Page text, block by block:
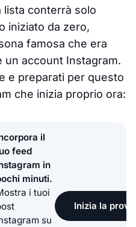
lista conterrà solo
iniziato da zero,
famosa che era
un account Instagram.
e preparati per questo
che inizia proprio ora:
il
feed
in
minuti.
i tuoi
su
Inizia la